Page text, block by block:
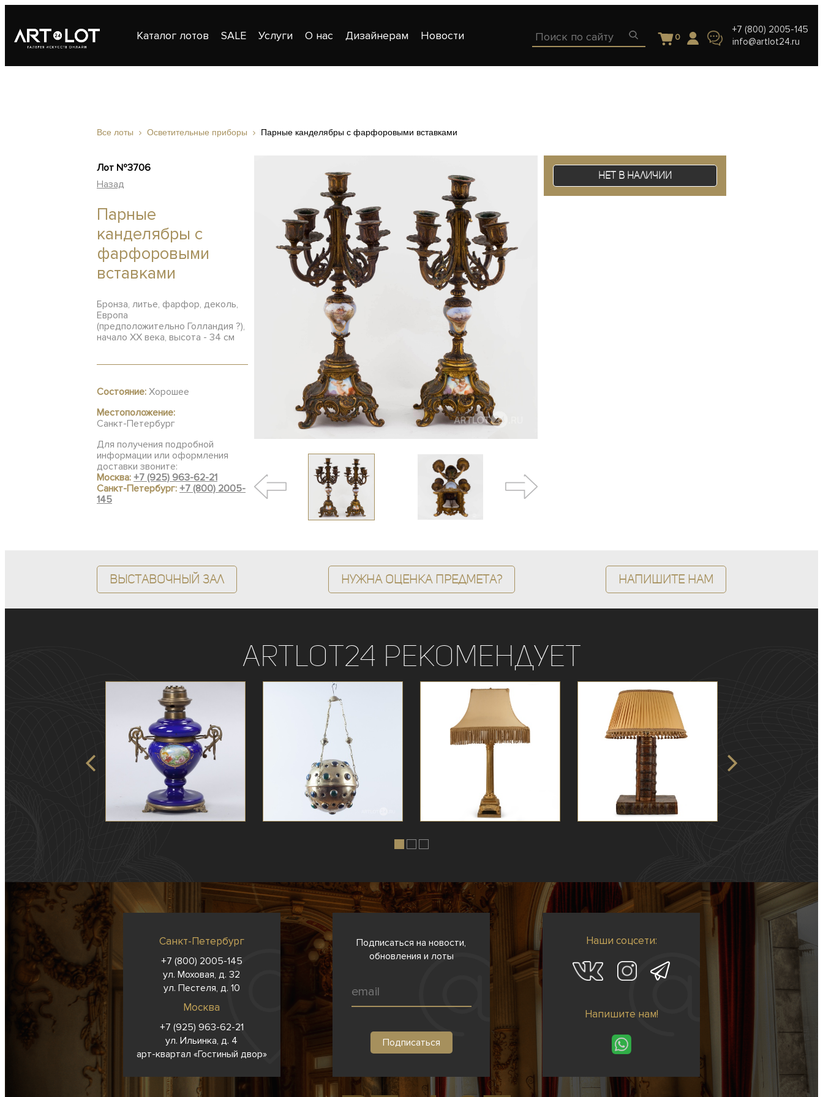
Каталог лотов SALE Услуги О нас Дизайнерам Новости 0
+7 (800) 2005-145
info@artlot24.ru
Все лоты Осветительные приборы Парные канделябры с фарфоровыми вставками
Лот №3706
Назад
Парные
канделябры с
фарфоровыми
вставками
Бронза, литье, фарфор, деколь,
Европа
(предположительно Голландия ?),
начало ХХ века, высота - 34 см
Состояние: Хорошее
Местоположение:
Санкт-Петербург
Для получения подробной
информации или оформления
доставки звоните:
Москва: +7 (925) 963-62-21
Санкт-Петербург: +7 (800) 2005-
145
Нет в наличии
Выставочный зал Нужна оценка предмета? Напишите нам
ArtLot24 рекомендует
Санкт-Петербург
+7 (800) 2005-145
ул. Моховая, д. 32
ул. Пестеля, д. 10
Москва
+7 (925) 963-62-21
ул. Ильинка, д. 4
арт-квартал «Гостиный двор»
Подписаться на новости,
обновления и лоты
Наши соцсети:
Напишите нам!